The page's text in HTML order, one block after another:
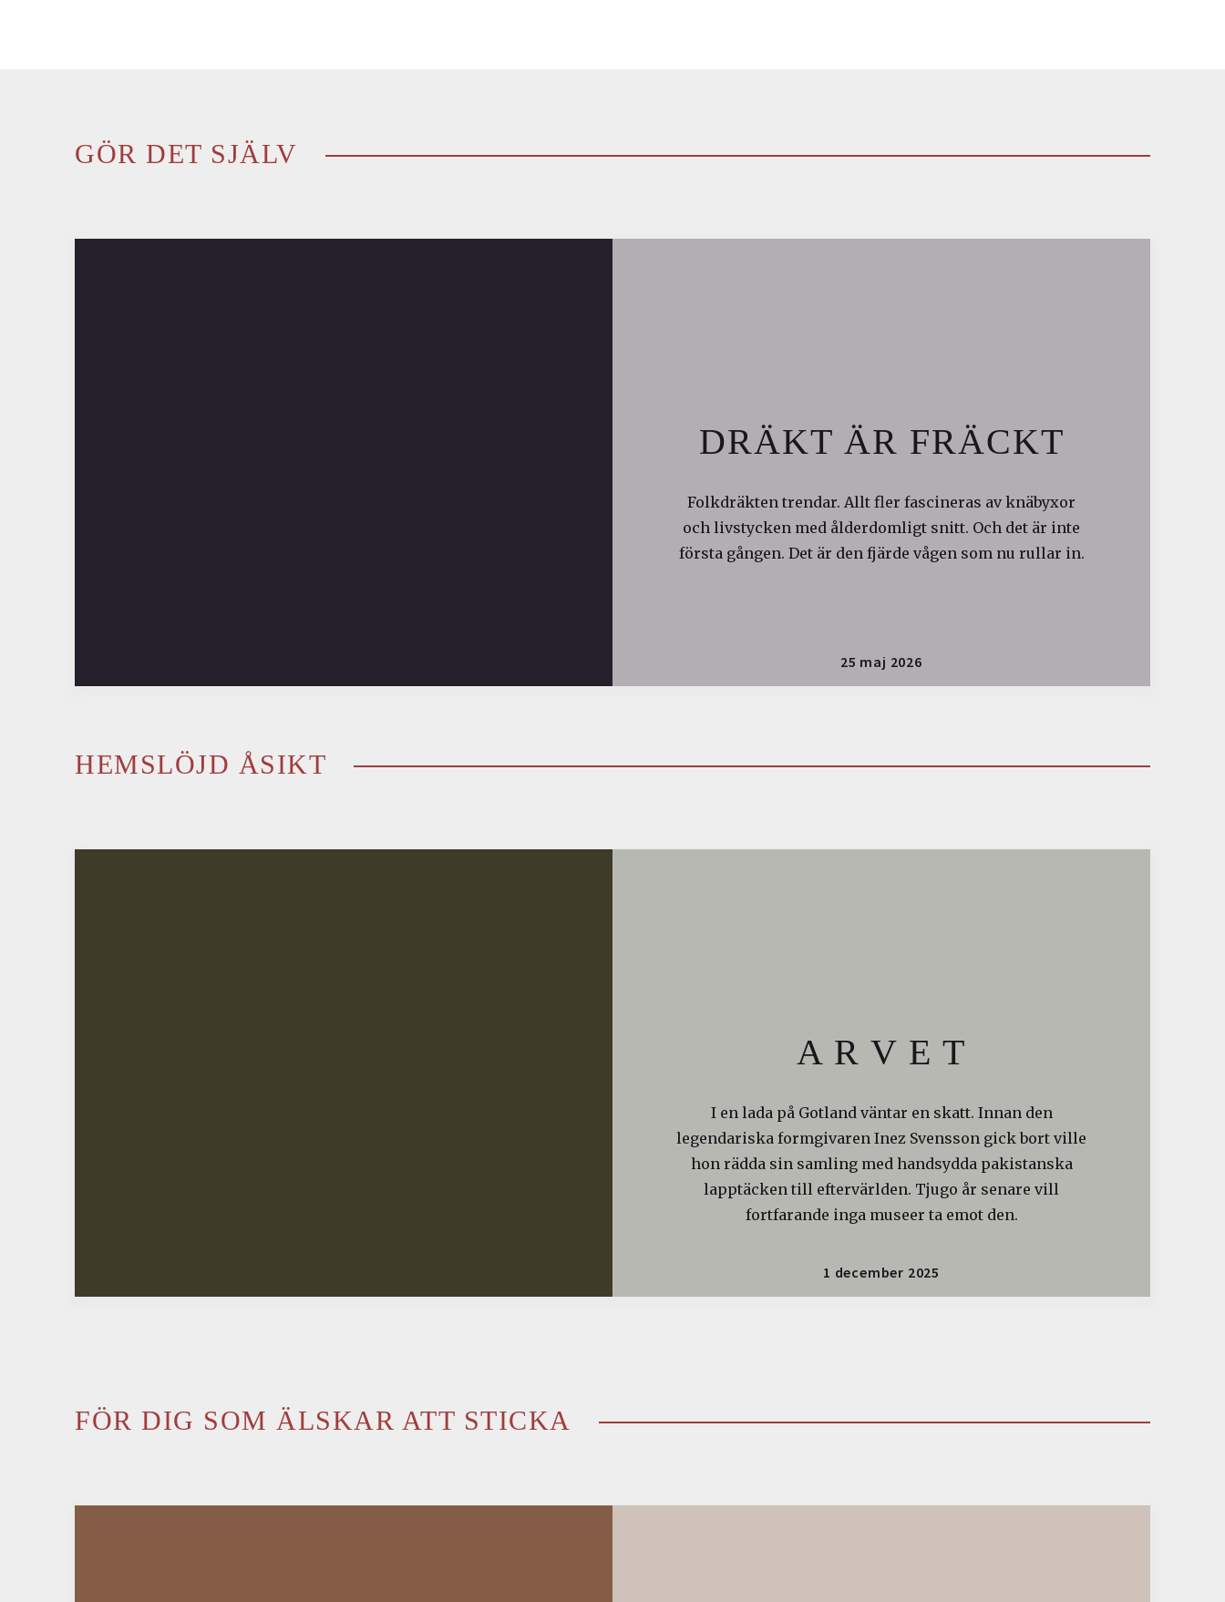
GÖR DET SJÄLV
DRÄKT ÄR FRÄCKT
Folkdräkten trendar. Allt fler fascineras av knäbyxor
och livstycken med ålderdomligt snitt. Och det är inte
första gången. Det är den fjärde vågen som nu rullar in.
25 maj 2026
HEMSLÖJD ÅSIKT
A R V E T
I en lada på Gotland väntar en skatt. Innan den
legendariska formgivaren Inez Svensson gick bort ville
hon rädda sin samling med handsydda pakistanska
lapptäcken till eftervärlden. Tjugo år senare vill
fortfarande inga museer ta emot den.
1 december 2025
FÖR DIG SOM ÄLSKAR ATT STICKA